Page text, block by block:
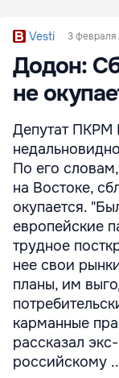
Vesti 3 февраля
Додон:
не
Депутат ПКРМ
По его
на Востоке,
окупается.
европейские
трудное
нее свои
планы, им
карманные
рассказал
российскому